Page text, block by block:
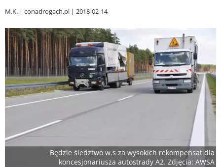
M.K. conadrogach.pl 2018-02-14
Będzie śledztwo w.s za wysokich rekompensat dla
koncesjonariusza autostrady A2. Zdjęcia: AWSA